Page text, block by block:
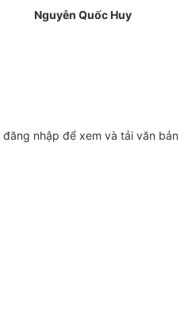
Nguyễn Quốc Huy
đăng nhập để xem và tải văn bản